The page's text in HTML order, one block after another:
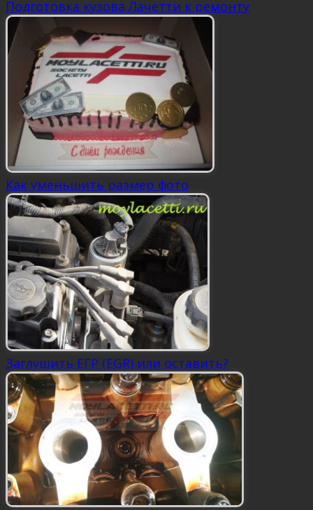
Подготовка кузова Лачетти к ремонту
Как уменьшить размер фото
Заглушить ЕГР (EGR) или оставить?